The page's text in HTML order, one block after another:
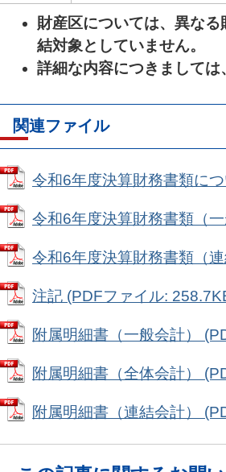
第三セクター等
加賀市総合サー
財産区については、異な
結対象としていません。
詳細な内容につきましては
関連ファイル
令和6年度決算財務書類に
令和6年度決算財務書類（
令和6年度決算財務書類（
注記 (PDFファイル:
附属明細書（一般会計）
附属明細書（全体会計）
附属明細書（連結会計）